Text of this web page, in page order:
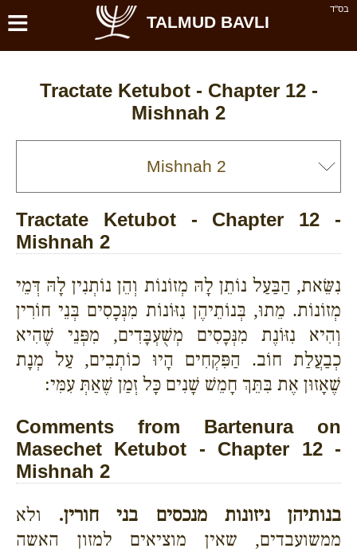
בס''ד ≡ TALMUD BAVLI
Tractate Ketubot - Chapter 12 -
Mishnah 2
Tractate Ketubot - Chapter 12 -
Mishnah 2
נִשֵּׂאת, הַבַּעַל נוֹתֵן לָהּ מְזוֹנוֹת וְהֵן נוֹתְנִין לָהּ דְּמֵי
מְזוֹנוֹת. מֵתוּ, בְּנוֹתֵיהֶן נִזּוֹנוֹת מִנְּכָסִים בְּנֵי חוֹרִין
וְהִיא נִזּוֹנֶת מִנְּכָסִים מְשֻׁעְבָּדִים, מִפְּנֵי שֶׁהִיא
כְבַעֲלַת חוֹב. הַפִּקְחִים הָיוּ כוֹתְבִים, עַל מְנָת
שֶׁאָזוּן אֶת בִּתֵּךְ חָמֵשׁ שָׁנִים כָּל זְמַן שֶׁאַתְּ עִמִּי:
Comments from Bartenura on
Masechet Ketubot - Chapter 12 -
Mishnah 2
בנותיהן ניזונות מנכסים בני חורין. ולא
ממשועבדים, שאין מוציאים למזון האשה